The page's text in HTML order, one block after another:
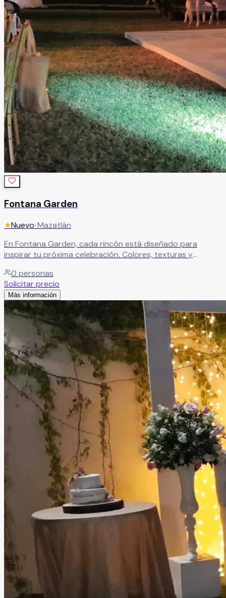
Fontana Garden
★Nuevo•Mazatlán
En Fontana Garden, cada rincón está diseñado para
inspirar tu próxima celebración. Colores, texturas y
ambiente único, lleno de estilo y encanto para momentos
inolvidables.Leer más
0 personas
Solicitar precio
Más información